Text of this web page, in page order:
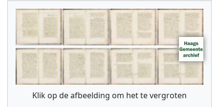
Klik op de afbeelding om het te vergroten